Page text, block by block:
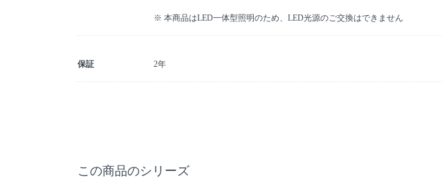
※ 本商品はLED一体型照明のため、LED光源のご交換はできません
保証 2年
この商品のシリーズ